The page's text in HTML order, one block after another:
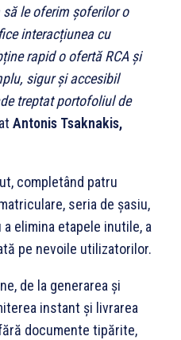
le oferim șoferilor o
interacțiunea cu
rapid o ofertă RCA și
sigur și accesibil
treptat portofoliul de
Antonis Tsaknakis,
completând patru
seria de șasiu,
elimina etapele inutile, a
pe nevoile utilizatorilor.
de la generarea și
instant și livrarea
documente tipărite,